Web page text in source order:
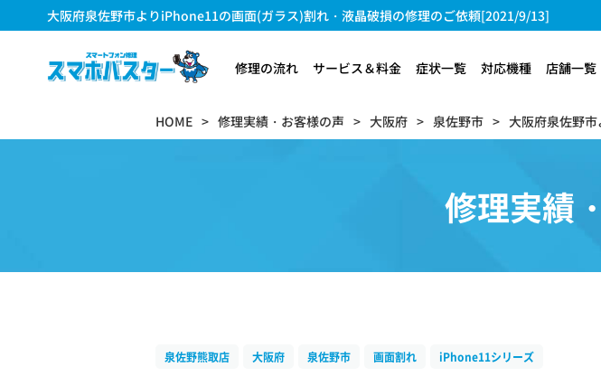
大阪府泉佐野市よりiPhone11の画面(ガラス)割れ・液晶破損の修理のご依頼[2021/9/13]
修理の流れ サービス＆料金 症状一覧 対応機種 店舗一覧
HOME 修理実績・お客様の声 大阪府 泉佐野市 大阪府泉佐野
修理実績
泉佐野熊取店 大阪府 泉佐野市 画面割れ iPhone11シリーズ